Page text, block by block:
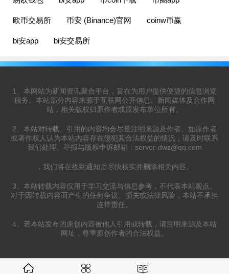
欧币交易所 币安 (Binance)官网 coinw币赢
bi安app bi安交易所
1、本网站为新闻资讯聚合平台，旨在为用户提供便捷的信息浏览
服务。本站部分内容来源于互联网公开信息、新闻媒体及合作网
站，相关版权归原作者或原发布单位所有。
2、本站对转载、引用的内容均会尽量注明来源及作者。如原作者
或著作权人认为本站内容存在侵犯其合法权益的情况，请及时联系
我们处理。举报与版权申诉邮箱： server-dwz@qq.com
，我们将在收到通知后尽快核实并删除相关内容。
3、本站转载内容仅用于学习交流与信息参考，不代表本站观点。
对于因转载内容而产生的任何争议、损失或法律风险，本站不承担
连带责任。
4、若本站发布的原创内容被他人引用或转载，请注明来源及本站
网址，尊重原创作者的合法权益。